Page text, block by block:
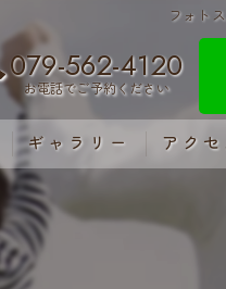
フォト
079-562-4120
お電話でご予約ください
ギャラリー アクセ